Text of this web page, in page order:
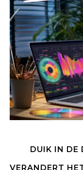
DUIK IN DE
VERANDERT